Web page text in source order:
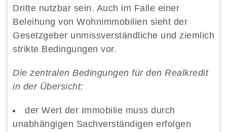
Dritte nutzbar sein. Auch im Falle einer
Beleihung von Wohnimmobilien sieht der
Gesetzgeber unmissverständliche und ziemlich
strikte Bedingungen vor.
Die zentralen Bedingungen für den Realkredit
in der Übersicht:
der Wert der Immobilie muss durch
unabhängigen Sachverständigen erfolgen